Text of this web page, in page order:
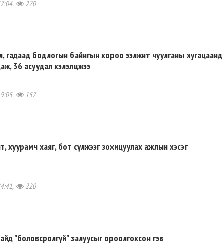
220
гадаад бодлогын байнгын хороо ээлжит чуулганы хугацаанд
36 асуудал хэлэлцжээ
157
хуурамч хаяг, бот сүлжээг зохицуулах ажлын хэсэг
220
"боловсролгүй" залуусыг ороолгохсон гэв